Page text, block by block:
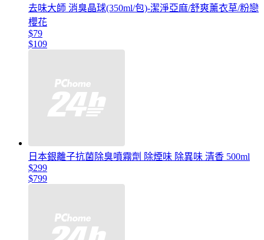
去味大師 消臭晶球(350ml/包)-潔淨亞麻/舒爽薰衣草/粉戀
櫻花
$79
$109
日本銀離子抗菌除臭噴霧劑 除煙味 除異味 清香 500ml
$299
$799